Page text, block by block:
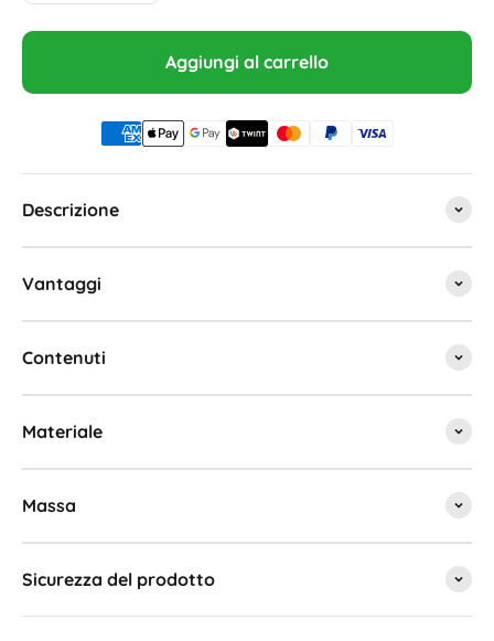
Aggiungi al carrello
Descrizione
Vantaggi
Contenuti
Materiale
Massa
Sicurezza del prodotto